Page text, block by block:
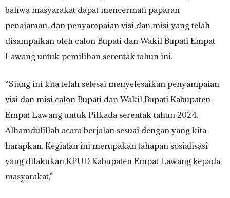
bahwa masyarakat dapat mencermati paparan
penajaman, dan penyampaian visi dan misi yang telah
disampaikan oleh calon Bupati dan Wakil Bupati Empat
Lawang untuk pemilihan serentak tahun ini.
“Siang ini kita telah selesai menyelesaikan penyampaian
visi dan misi calon Bupati dan Wakil Bupati Kabupaten
Empat Lawang untuk Pilkada serentak tahun 2024.
Alhamdulillah acara berjalan sesuai dengan yang kita
harapkan. Kegiatan ini merupakan tahapan sosialisasi
yang dilakukan KPUD Kabupaten Empat Lawang kepada
masyarakat,”